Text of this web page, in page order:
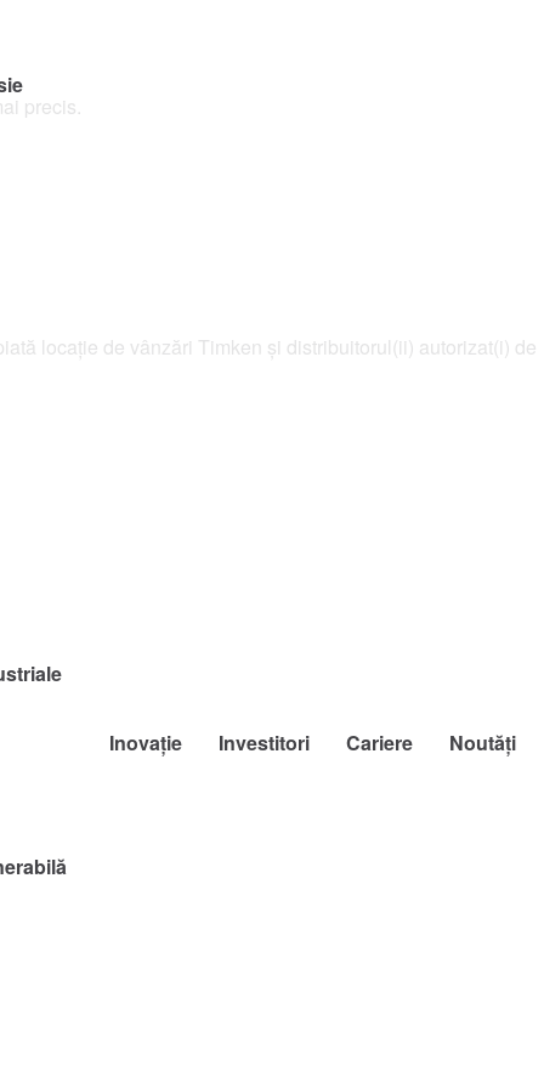
Inovație Investitori Cariere Noutăți
precis.
locație de vânzări Timken și distribuitorul(ii) autorizat(i) de